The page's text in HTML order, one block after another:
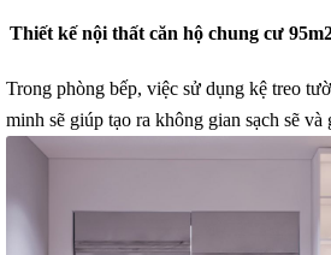
Thiết kế nội thất căn hộ chung cư
Trong phòng bếp, việc sử dụng kệ treo
minh sẽ giúp tạo ra không gian sạch sẽ và